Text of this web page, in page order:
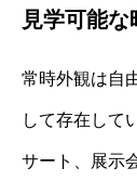
見学可能
常時外観は自
して存在して
サート、展示